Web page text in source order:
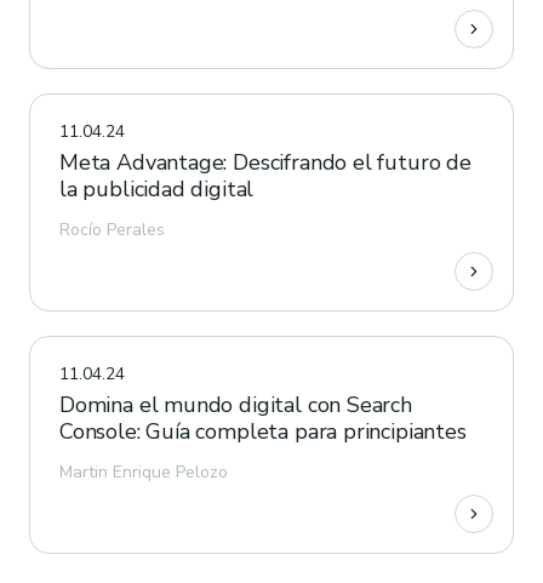
11.04.24
Meta Advantage: Descifrando el futuro de
la publicidad digital
Rocío Perales
11.04.24
Domina el mundo digital con Search
Console: Guía completa para principiantes
Martin Enrique Pelozo